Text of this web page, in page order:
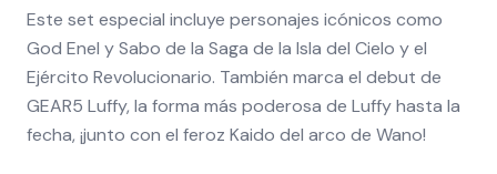
Este set especial incluye personajes icónicos como
God Enel y Sabo de la Saga de la Isla del Cielo y el
Ejército Revolucionario. También marca el debut de
GEAR5 Luffy, la forma más poderosa de Luffy hasta la
fecha, ¡junto con el feroz Kaido del arco de Wano!